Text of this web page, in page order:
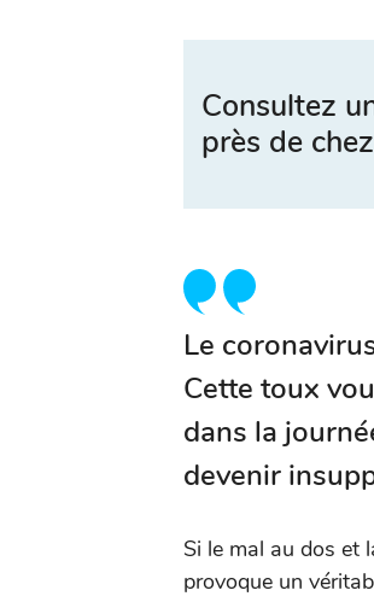
Consultez
près de
Le
Cette toux
dans la
devenir
Si le mal au dos et
provoque un